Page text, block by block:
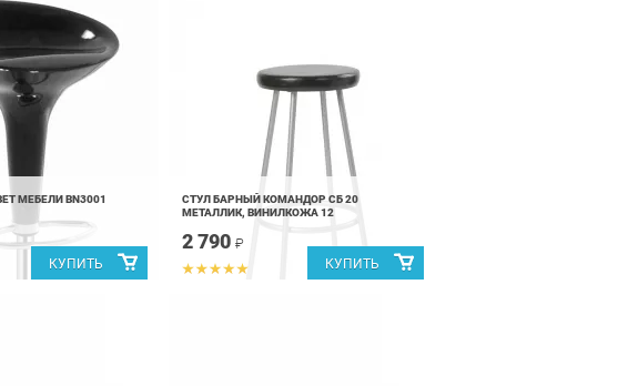
МЕБЕЛИ BN3001
СТУЛ БАРНЫЙ КОМАНДОР СБ 20
МЕТАЛЛИК, ВИНИЛКОЖА 12
2 790 ₽